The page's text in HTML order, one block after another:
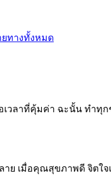
ทางทั้งหมด
วลาที่คุ้มค่า ฉะนั้น ทำทุ
าย เมื่อคุณสุขภาพดี จิตใ